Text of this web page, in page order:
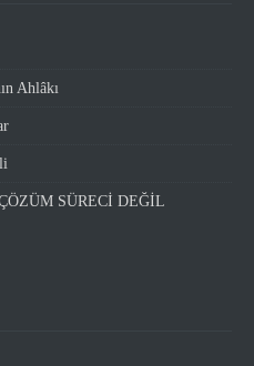
Ahlâkı
SÜRECİ DEĞİL